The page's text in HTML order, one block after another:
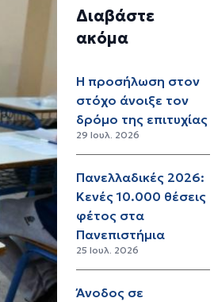
Διαβάστε
ακόμα
Η προσήλωση στον
στόχο άνοιξε τον
δρόμο της επιτυχίας
29 Ιουλ. 2026
Πανελλαδικές 2026:
Κενές 10.000 θέσεις
φέτος στα
Πανεπιστήμια
25 Ιουλ. 2026
Άνοδος σε